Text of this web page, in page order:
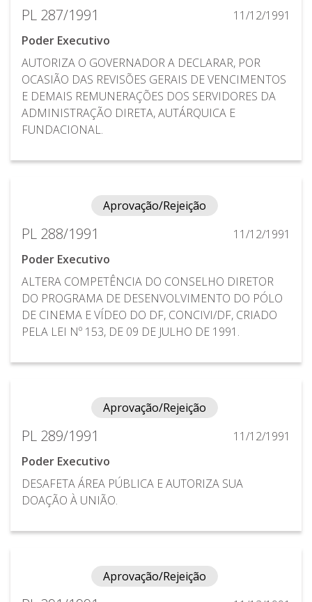
PL 287/1991
11/12/1991
Poder Executivo
AUTORIZA O GOVERNADOR A DECLARAR, POR
OCASIÃO DAS REVISÕES GERAIS DE VENCIMENTOS
E DEMAIS REMUNERAÇÕES DOS SERVIDORES DA
ADMINISTRAÇÃO DIRETA, AUTÁRQUICA E
FUNDACIONAL.
Aprovação/Rejeição
PL 288/1991
11/12/1991
Poder Executivo
ALTERA COMPETÊNCIA DO CONSELHO DIRETOR
DO PROGRAMA DE DESENVOLVIMENTO DO PÓLO
DE CINEMA E VÍDEO DO DF, CONCIVI/DF, CRIADO
PELA LEI Nº 153, DE 09 DE JULHO DE 1991.
Aprovação/Rejeição
PL 289/1991
11/12/1991
Poder Executivo
DESAFETA ÁREA PÚBLICA E AUTORIZA SUA
DOAÇÃO À UNIÃO.
Aprovação/Rejeição